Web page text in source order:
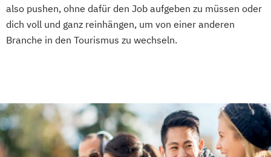
also pushen, ohne dafür den Job aufgeben zu müssen oder
dich voll und ganz reinhängen, um von einer anderen
Branche in den Tourismus zu wechseln.